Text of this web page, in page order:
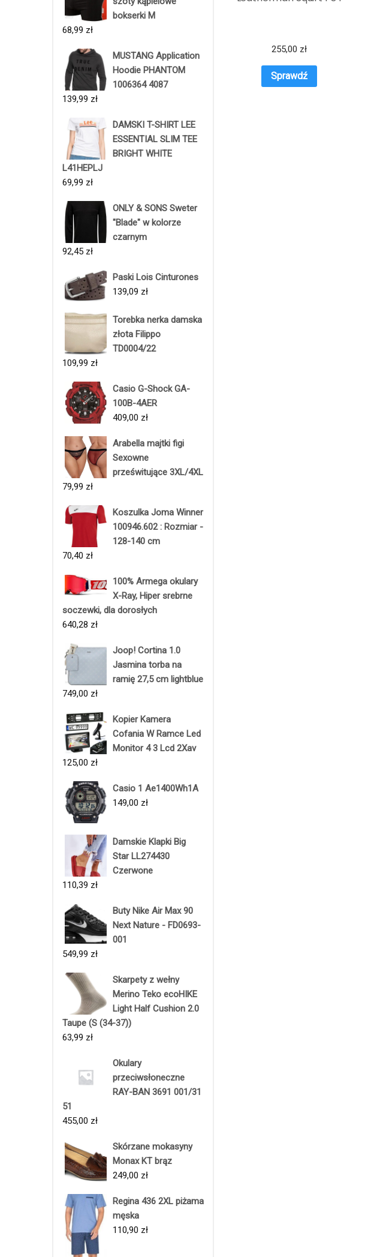
bokserki M
68,99 zł
MUSTANG Application
Hoodie PHANTOM
1006364 4087
139,99 zł
DAMSKI T-SHIRT LEE
ESSENTIAL SLIM TEE
BRIGHT WHITE
L41HEPLJ
69,99 zł
ONLY & SONS Sweter
"Blade" w kolorze
czarnym
92,45 zł
Paski Lois Cinturones
139,09 zł
Torebka nerka damska
złota Filippo
TD0004/22
109,99 zł
Casio G-Shock GA-
100B-4AER
409,00 zł
Arabella majtki figi
Sexowne
prześwitujące 3XL/4XL
79,99 zł
Koszulka Joma Winner
100946.602 : Rozmiar -
128-140 cm
70,40 zł
100% Armega okulary
X-Ray, Hiper srebrne
soczewki, dla dorosłych
640,28 zł
Joop! Cortina 1.0
Jasmina torba na
ramię 27,5 cm lightblue
749,00 zł
Kopier Kamera
Cofania W Ramce Led
Monitor 4 3 Lcd 2Xav
125,00 zł
Casio 1 Ae1400Wh1A
149,00 zł
Damskie Klapki Big
Star LL274430
Czerwone
110,39 zł
Buty Nike Air Max 90
Next Nature - FD0693-
001
549,99 zł
Skarpety z wełny
Merino Teko ecoHIKE
Light Half Cushion 2.0
Taupe (S (34-37))
63,99 zł
Okulary
przeciwsłoneczne
RAY-BAN 3691 001/31
51
455,00 zł
Skórzane mokasyny
Monax KT brąz
249,00 zł
Regina 436 2XL piżama
męska
110,90 zł
255,00 zł
Sprawdź